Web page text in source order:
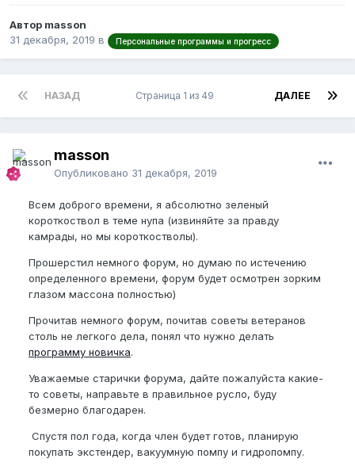
Автор masson
31 декабря, 2019 в Персональные программы и прогресс
НАЗАД ДАЛЕЕ
Страница 1 из 49
masson
Опубликовано 31 декабря, 2019
Всем доброго времени, я абсолютно зеленый
короткоствол в теме нупа (извиняйте за правду
камрады, но мы короткостволы).
Прошерстил немного форум, но думаю по истечению
определенного времени, форум будет осмотрен зорким
глазом массона полностью)
Прочитав немного форум, почитав советы ветеранов
столь не легкого дела, понял что нужно делать
программу новичка.
Уважаемые старички форума, дайте пожалуйста какие-
то советы, направьте в правильное русло, буду
безмерно благодарен.
Спустя пол года, когда член будет готов, планирую
покупать экстендер, вакуумную помпу и гидропомпу.